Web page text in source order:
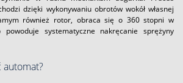
dzięki wykonywaniu obrotów wokół własnej
również rotor, obraca się o 360 stopni w
powoduje systematyczne nakręcanie sprężyny
automat?